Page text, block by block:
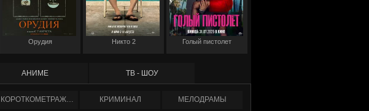
Орудия Никто 2 Голый пистолет
АНИМЕ ТВ - ШОУ
КОРОТКОМЕТРАЖНЫЕ КРИМИНАЛ МЕЛОДРАМЫ